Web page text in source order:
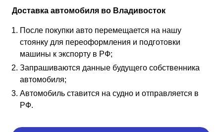
Доставка автомобиля во Владивосток
После покупки авто перемещается на нашу
стоянку для переоформления и подготовки
машины к экспорту в РФ;
Запрашиваются данные будущего собственника
автомобиля;
Автомобиль ставится на судно и отправляется в
РФ.